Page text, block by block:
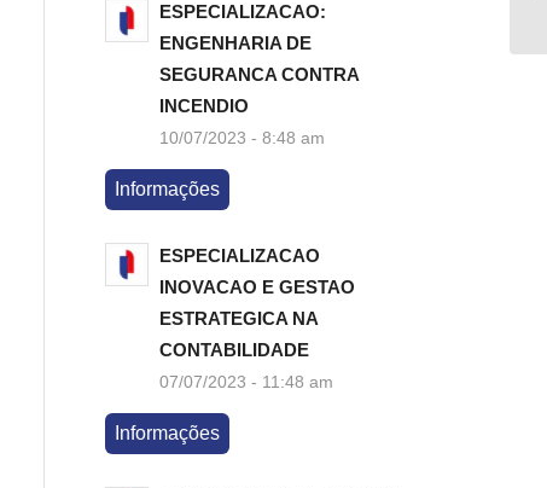
ESPECIALIZACAO:
ENGENHARIA DE
SEGURANCA CONTRA
INCENDIO
10/07/2023 - 8:48 am
Informações
ESPECIALIZACAO
INOVACAO E GESTAO
ESTRATEGICA NA
CONTABILIDADE
07/07/2023 - 11:48 am
Informações